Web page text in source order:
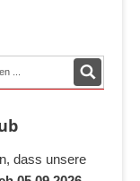
dass unsere